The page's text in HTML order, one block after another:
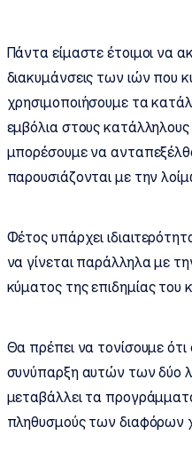
Πάντα είμαστε έτοιμοι να
διακυμάνσεις των ιών που
χρησιμοποιήσουμε τα
εμβόλια στους
μπορέσουμε να
παρουσιάζονται με την
Φέτος υπάρχει
να γίνεται παράλληλα με
κύματος της επιδημίας του
Θα πρέπει να τονίσουμε
συνύπαρξη αυτών των δύο
μεταβάλλει τα
πληθυσμούς των διαφόρων